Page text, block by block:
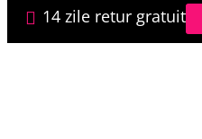
14 zile retur gratuit